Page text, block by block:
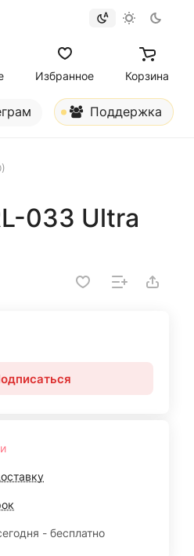
Избранное Корзина
Поддержка
033 Ultra
- бесплатно